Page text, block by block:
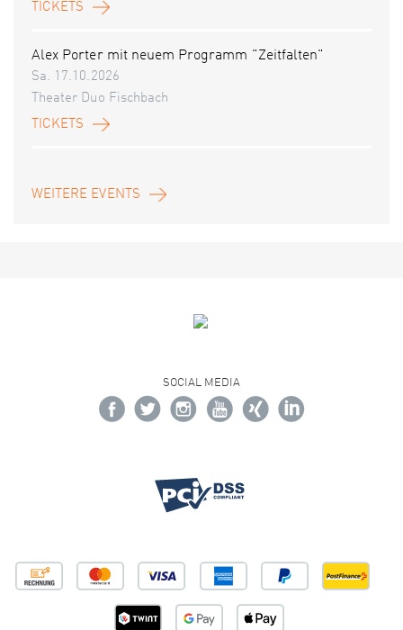
TICKETS
Alex Porter mit neuem Programm "Zeitfalten"
Sa. 17.10.2026
Theater Duo Fischbach
TICKETS
WEITERE EVENTS
SOCIAL MEDIA